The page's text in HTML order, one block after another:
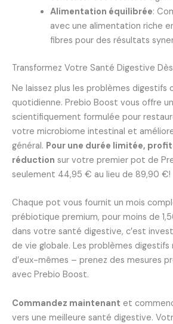
Alimentation équilibrée:
avec une alimentation riche
fibres pour des résultats
Transformez Votre Santé Digestive Dès
Ne laissez plus les problèmes
quotidienne. Prebio Boost vous offre
scientifiquement formulée pour
votre microbiome intestinal et
général. Pour une durée limitée,
réduction sur votre premier pot de
seulement 44,95 € au lieu de 89,90 €!
Chaque pot vous fournit un mois
prébiotique premium, pour moins de
dans votre santé digestive, c’est
de vie globale. Les problèmes digestifs
d’eux-mêmes – prenez des mesures
avec Prebio Boost.
Commandez maintenant et
vers une meilleure santé digestive.